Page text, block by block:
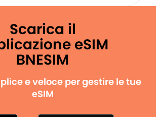
Scarica il
eSIM
BNESIM
e veloce per gestire le tue
eSIM